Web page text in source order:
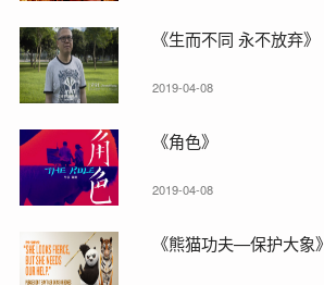
《生而不同 永不放弃》
2019-04-08
《角色》
2019-04-08
《熊猫功夫—保护大象》